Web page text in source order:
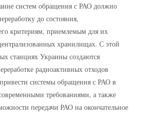
систем обращения с РАО должно
до состояния,
критериям, приемлемым для их
хранилищах. С этой
станциях Украины создаются
радиоактивных отходов
системы обращения с РАО в
требованиями, а также
передачи РАО на окончательное